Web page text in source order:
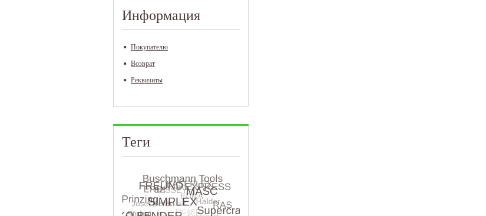
Информация
Покупателю
Возврат
Реквизиты
Теги